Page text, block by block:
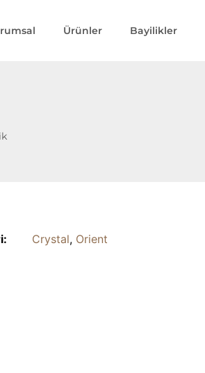
Ürünler Bayilikler
Crystal, Orient